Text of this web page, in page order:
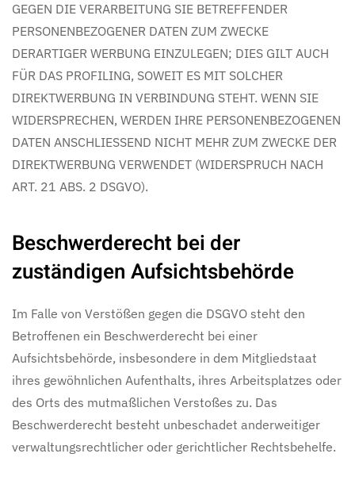
GEGEN DIE VERARBEITUNG SIE BETREFFENDER
PERSONENBEZOGENER DATEN ZUM ZWECKE
DERARTIGER WERBUNG EINZULEGEN; DIES GILT AUCH
FÜR DAS PROFILING, SOWEIT ES MIT SOLCHER
DIREKTWERBUNG IN VERBINDUNG STEHT. WENN SIE
WIDERSPRECHEN, WERDEN IHRE PERSONENBEZOGENEN
DATEN ANSCHLIESSEND NICHT MEHR ZUM ZWECKE DER
DIREKTWERBUNG VERWENDET (WIDERSPRUCH NACH
ART. 21 ABS. 2 DSGVO).
Beschwerde­recht bei der
zuständigen Aufsichts­behörde
Im Falle von Verstößen gegen die DSGVO steht den
Betroffenen ein Beschwerderecht bei einer
Aufsichtsbehörde, insbesondere in dem Mitgliedstaat
ihres gewöhnlichen Aufenthalts, ihres Arbeitsplatzes oder
des Orts des mutmaßlichen Verstoßes zu. Das
Beschwerderecht besteht unbeschadet anderweitiger
verwaltungsrechtlicher oder gerichtlicher Rechtsbehelfe.